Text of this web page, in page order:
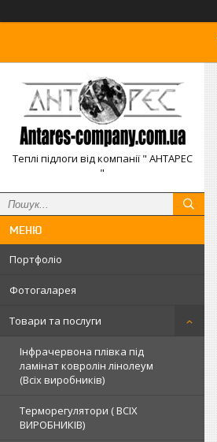
Теплі підлоги від компанії " АНТАРЕС
"
Портфоліо
Фотогаларея
Товари та послуги
Інфрачервона плівка під
ламінат ковролін лінолеум
(Всіх виробників)
Терморегулятори ( ВСІХ
ВИРОБНИКІВ)